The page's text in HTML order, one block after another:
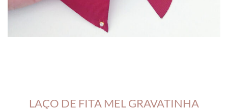
LAÇO DE FITA MEL GRAVATINHA